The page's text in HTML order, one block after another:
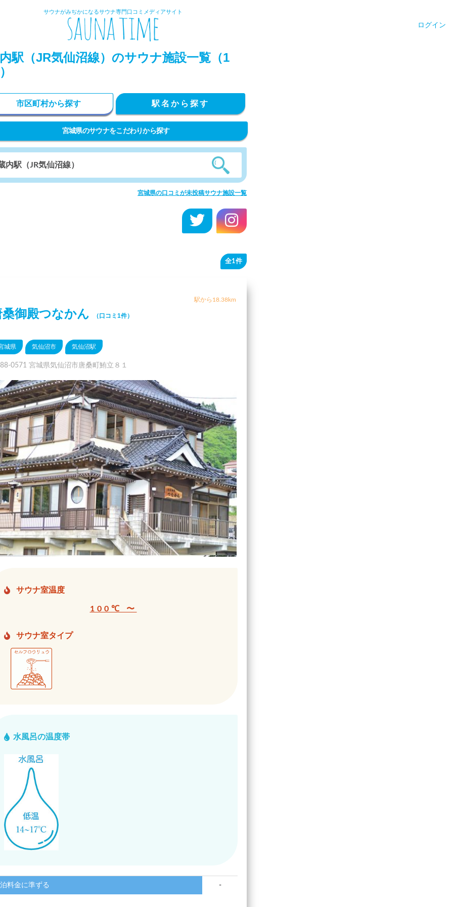
サウナがみぢかになるサウナ専門口コミメディアサイト
ログイン
駅（JR気仙沼線）のサウナ施設一覧（1
市区町村から探す 駅名から探す
宮城県のサウナをこだわりから探す
宮城県の口コミが未投稿サウナ施設一覧
全1件
駅から18.38km
桑御殿つなかん （口コミ1件）
城県 気仙沼市 気仙沼駅
0571 宮城県気仙沼市唐桑町鮪立８１
サウナ室温度
100℃ 〜
サウナ室タイプ
水風呂の温度帯
料金に準ずる -